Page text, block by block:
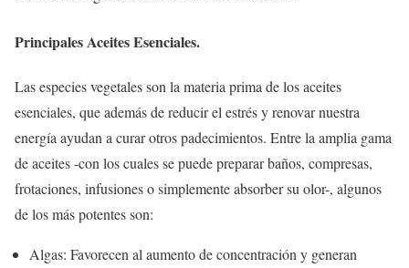
Principales Aceites Esenciales.
Las especies vegetales son la materia prima de los aceites
esenciales, que además de reducir el estrés y renovar nuestra
energía ayudan a curar otros padecimientos. Entre la amplia gama
de aceites -con los cuales se puede preparar baños, compresas,
frotaciones, infusiones o simplemente absorber su olor-, algunos
de los más potentes son:
Algas: Favorecen al aumento de concentración y generan